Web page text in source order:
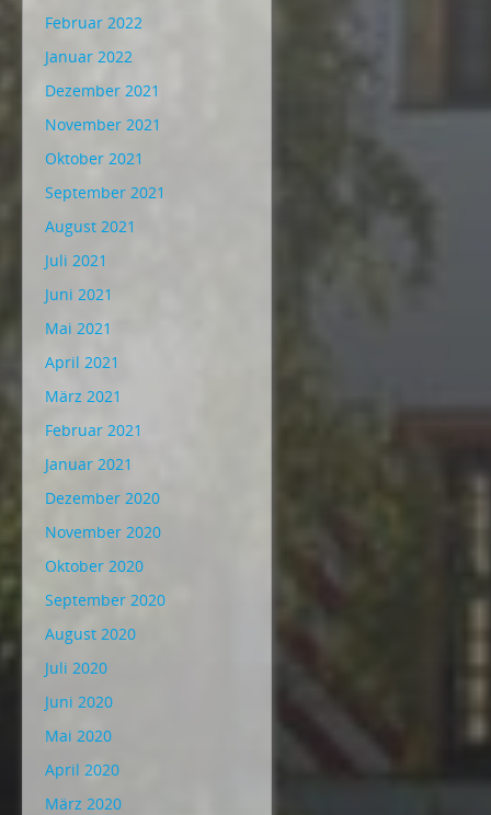
Februar 2022
Januar 2022
Dezember 2021
November 2021
Oktober 2021
September 2021
August 2021
Juli 2021
Juni 2021
Mai 2021
April 2021
März 2021
Februar 2021
Januar 2021
Dezember 2020
November 2020
Oktober 2020
September 2020
August 2020
Juli 2020
Juni 2020
Mai 2020
April 2020
März 2020